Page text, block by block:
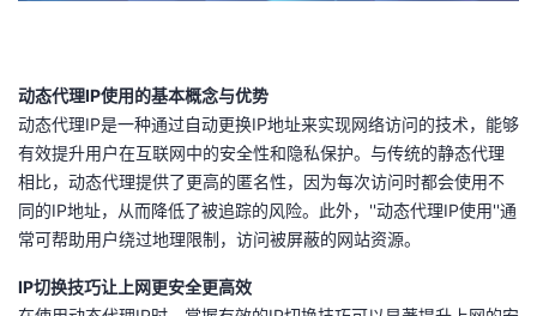
发
者
学
堂
Programs
的
支
持
我
动态代理IP使用的基本概念与优势
动态代理IP是一种通过自动更换IP地址来实现网络访问的技术，能够
有效提升用户在互联网中的安全性和隐私保护。与传统的静态代理
相比，动态代理提供了更高的匿名性，因为每次访问时都会使用不
同的IP地址，从而降低了被追踪的风险。此外，''动态代理IP使用''通
常可帮助用户绕过地理限制，访问被屏蔽的网站资源。
IP切换技巧让上网更安全更高效